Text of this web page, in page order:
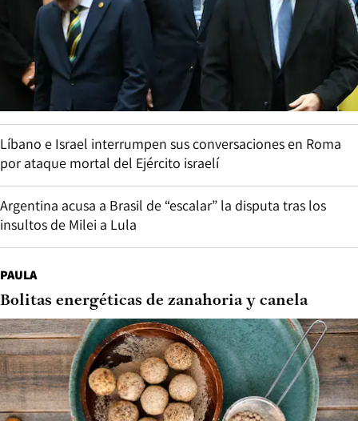
Líbano e Israel interrumpen sus conversaciones en Roma
por ataque mortal del Ejército israelí
Argentina acusa a Brasil de “escalar” la disputa tras los
insultos de Milei a Lula
PAULA
Bolitas energéticas de zanahoria y canela